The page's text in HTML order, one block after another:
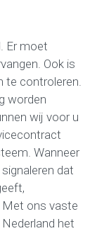
Er moet
Ook is
te controleren.
worden
wij voor u
Wanneer
dat
Met ons vaste
het